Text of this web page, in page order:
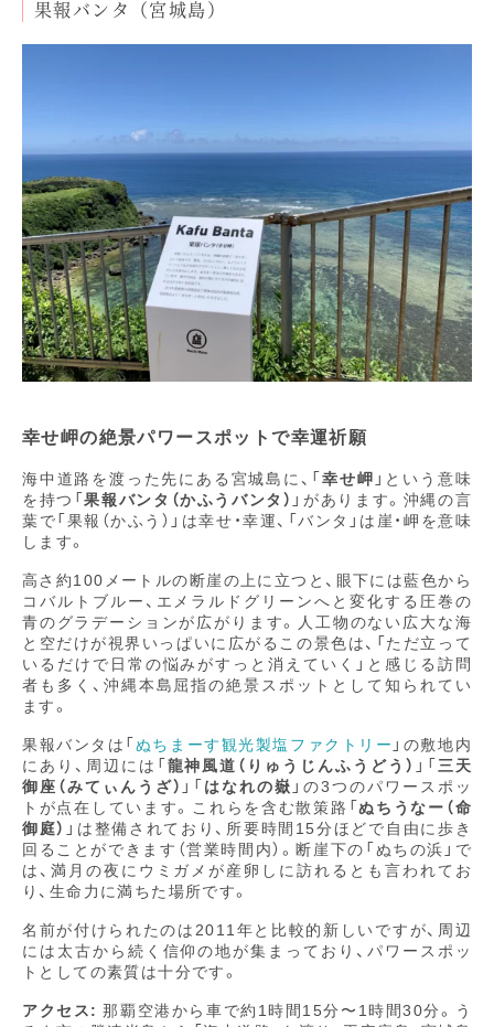
果報バンタ（宮城島）
幸せ岬の絶景パワースポットで幸運祈願
海中道路を渡った先にある宮城島に、「幸せ岬 」という意味
を持つ「果報バンタ（かふうバンタ） 」があります。沖縄の言
葉で「果報（かふう）」は幸せ・幸運、「バンタ」は崖・岬を意味
します。
高さ約100メートルの断崖の上に立つと、眼下には藍色から
コバルトブルー、エメラルドグリーンへと変化する圧巻の
青のグラデーションが広がります。人工物のない広大な海
と空だけが視界いっぱいに広がるこの景色は、「ただ立って
いるだけで日常の悩みがすっと消えていく」と感じる訪問
者も多く、沖縄本島屈指の絶景スポットとして知られてい
ます。
果報バンタは「ぬちまーす観光製塩ファクトリー 」の敷地内
にあり、周辺には「龍神風道（りゅうじんふうどう） 」「三天
御座（みてぃんうざ） 」「はなれの嶽 」の3つのパワースポッ
トが点在しています。これらを含む散策路「ぬちうなー（命
御庭） 」は整備されており、所要時間15分ほどで自由に歩き
回ることができます（営業時間内）。断崖下の「ぬちの浜」で
は、満月の夜にウミガメが産卵しに訪れるとも言われてお
り、生命力に満ちた場所です。
名前が付けられたのは2011年と比較的新しいですが、周辺
には太古から続く信仰の地が集まっており、パワースポッ
トとしての素質は十分です。
アクセス: 那覇空港から車で約1時間15分〜1時間30分。う